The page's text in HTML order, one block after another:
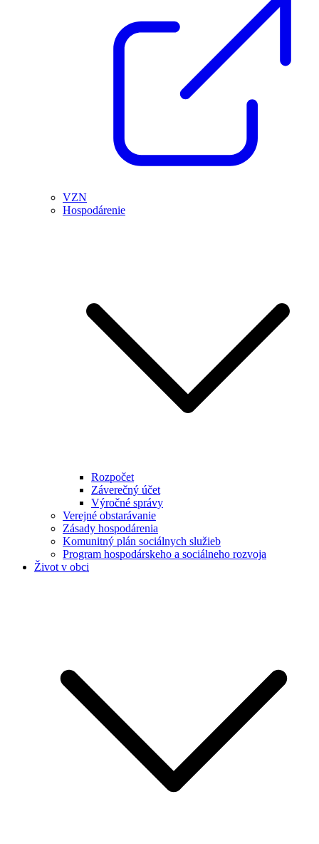
VZN
Hospodárenie
Rozpočet
Záverečný účet
Výročné správy
Verejné obstarávanie
Zásady hospodárenia
Komunitný plán sociálnych služieb
Program hospodárskeho a sociálneho rozvoja
Život v obci